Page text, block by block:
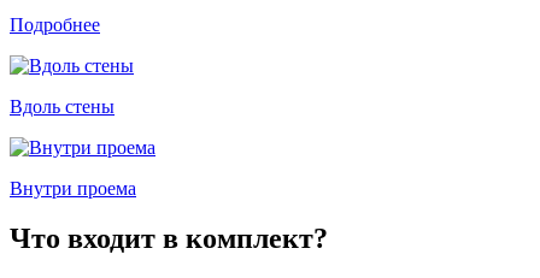
Подробнее
Вдоль стены
Внутри проема
Что входит в комплект?